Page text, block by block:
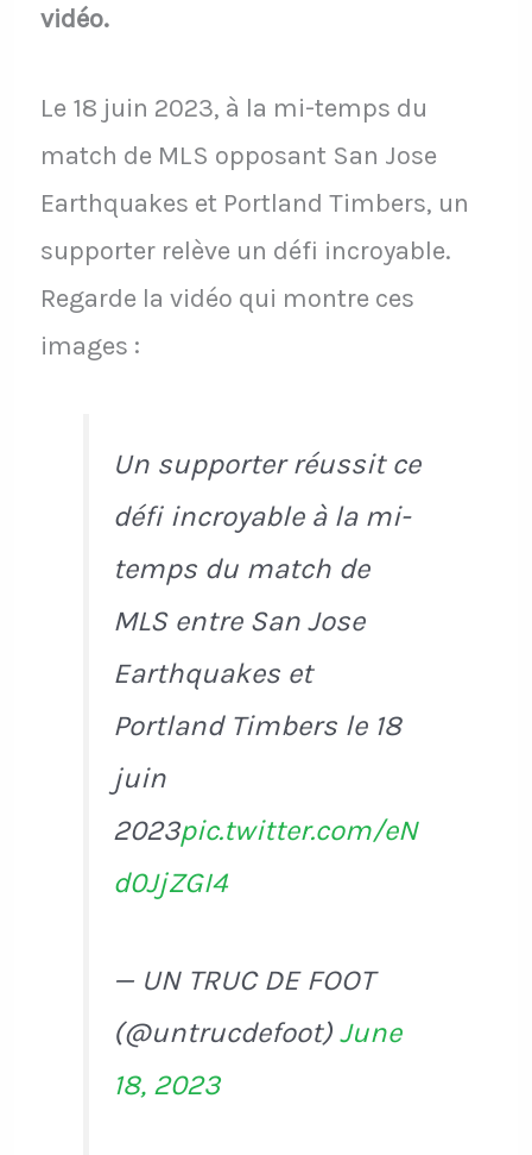
vidéo.
Le 18 juin 2023, à la mi-temps du
match de MLS opposant San Jose
Earthquakes et Portland Timbers, un
supporter relève un défi incroyable.
Regarde la vidéo qui montre ces
images :
Un supporter réussit ce
défi incroyable à la mi-
temps du match de
MLS entre San Jose
Earthquakes et
Portland Timbers le 18
juin
2023pic.twitter.com/eN
d0JjZGI4
— UN TRUC DE FOOT
(@untrucdefoot)June
18, 2023